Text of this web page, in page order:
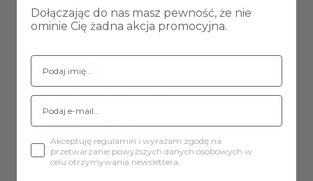
Wysokość całkowita maksymalna : 80 cm
Głębokość mebla: 56 cm
Głębokość siedziska: 44 cm
Wysokość maksymalna podłokietników: 63 cm
Szerokość siedziska: 46 cm
Dołączając do nas masz pewność, że nie
ominie Cię żadna akcja promocyjna.
Akceptuję regulamin i wyrażam zgodę na
przetwarzanie powyższych danych osobowych w
celu otrzymywania newslettera.